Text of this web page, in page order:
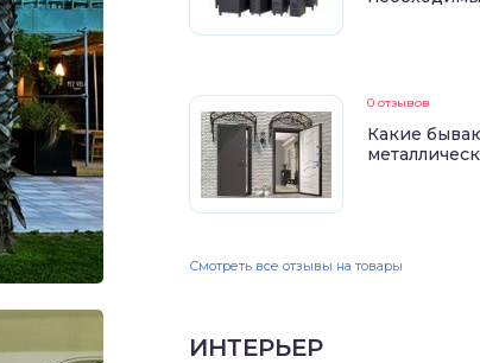
0 отзывов
Какие
Смотреть все отзывы на товары
ИНТЕРЬЕР